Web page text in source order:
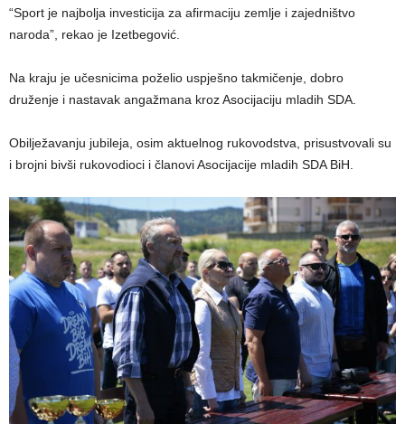
“Sport je najbolja investicija za afirmaciju zemlje i zajedništvo
naroda”, rekao je Izetbegović.
Na kraju je učesnicima poželio uspješno takmičenje, dobro
druženje i nastavak angažmana kroz Asocijaciju mladih SDA.
Obilježavanju jubileja, osim aktuelnog rukovodstva, prisustvovali su
i brojni bivši rukovodioci i članovi Asocijacije mladih SDA BiH.